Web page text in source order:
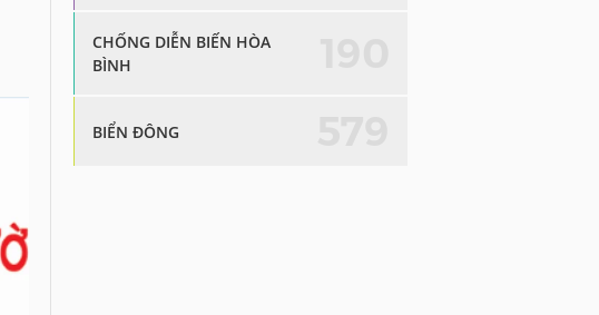
CHỐNG DIỄN BIẾN HÒA
BÌNH
BIỂN ĐÔNG